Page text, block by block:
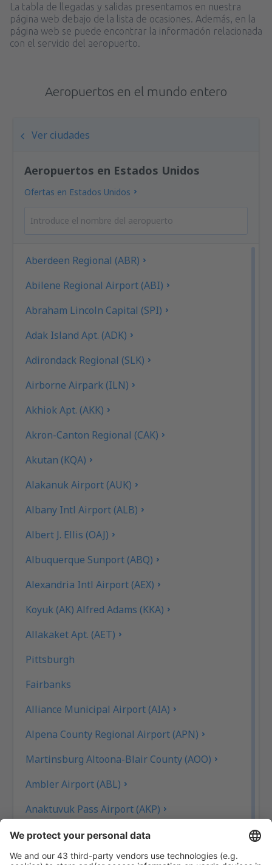
La tabla de llegadas y salidas presentamos en nuestra
página web debajo de la lista de ocasiones. Además, en la
página web se puede encontrar la información relacionada
con el servicio del aeropuerto.
Aeropuertos en el mundo entero
Ver ciudades
Aeropuertos en Estados Unidos
Ofertas en Estados Unidos
Aberdeen Regional (ABR)
Abilene Regional Airport (ABI)
Abraham Lincoln Capital (SPI)
Adak Island Apt. (ADK)
Adirondack Regional (SLK)
Airborne Airpark (ILN)
Akhiok Apt. (AKK)
Akron-Canton Regional (CAK)
Akutan (KQA)
Alakanuk Airport (AUK)
Albany Intl Airport (ALB)
Albert J. Ellis (OAJ)
Albuquerque Sunport (ABQ)
Alexandria Intl Airport (AEX)
Koyuk (AK) Alfred Adams (KKA)
Allakaket Apt. (AET)
Pittsburgh
Fairbanks
Alliance Municipal Airport (AIA)
Alpena County Regional Airport (APN)
Martinsburg Altoona-Blair County (AOO)
Ambler Airport (ABL)
Anaktuvuk Pass Airport (AKP)
Aeropuerto de Angel Fire (AXX)
Angoon Seaplane Base (AGN)